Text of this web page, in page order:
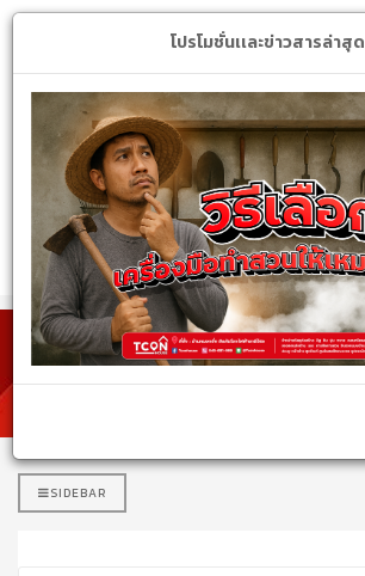
หมวดหมู่สินค้า
รายละเอียดสินค้า
SIDEBAR
โปรโมชั่นเเละข่าวสารล่าสุด